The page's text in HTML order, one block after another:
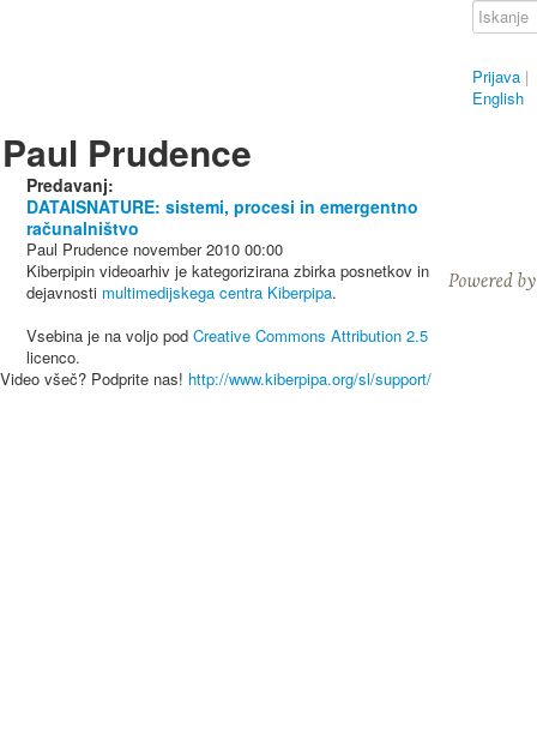
Prijava |
English
Paul Prudence
Predavanj:
DATAISNATURE: sistemi, procesi in emergentno
računalništvo
Paul Prudence november 2010 00:00
Kiberpipin videoarhiv je kategorizirana zbirka posnetkov in
dejavnosti multimedijskega centra Kiberpipa.
Vsebina je na voljo pod Creative Commons Attribution 2.5
licenco.
Video všeč? Podprite nas! http://www.kiberpipa.org/sl/support/